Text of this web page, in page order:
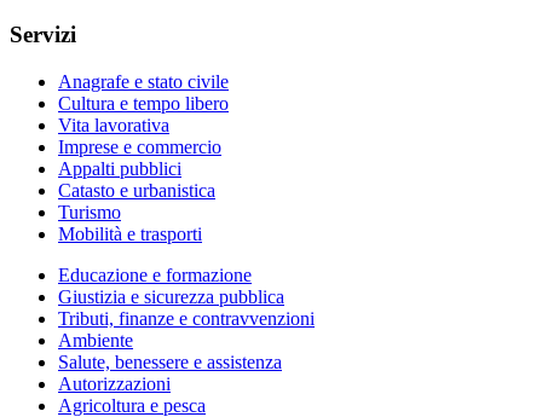
Servizi
Anagrafe e stato civile
Cultura e tempo libero
Vita lavorativa
Imprese e commercio
Appalti pubblici
Catasto e urbanistica
Turismo
Mobilità e trasporti
Educazione e formazione
Giustizia e sicurezza pubblica
Tributi, finanze e contravvenzioni
Ambiente
Salute, benessere e assistenza
Autorizzazioni
Agricoltura e pesca